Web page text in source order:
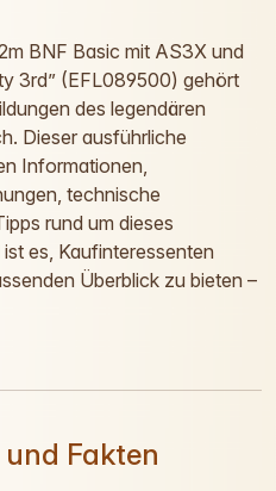
BNF Basic mit AS3X und
3rd” (EFL089500) gehört
des legendären
Dieser ausführliche
Informationen,
technische
rund um dieses
es, Kaufinteressenten
Überblick zu bieten –
Fakten